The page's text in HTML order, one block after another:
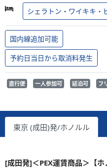
シェラトン・ワイキキ・
国内線追加可能
予約日当日から取消料発生
直行便 一人参加可 延泊可 フ
東京 (成田)発/ホノルル
[成田発]＜PEX運賃商品＞【